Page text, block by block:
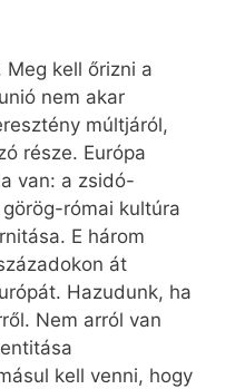
kell őrizni a
nem akar
múltjáról,
része. Európa
van: a zsidó-
római kultúra
E három
át
Hazudunk, ha
Nem arról van
kell venni, hogy